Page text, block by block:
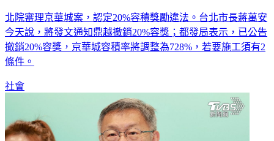
北院審理京華城案，認定20%容積獎勵違法。台北市長蔣萬安
今天說，將發文通知鼎越撤銷20%容獎；都發局表示，已公告
撤銷20%容獎，京華城容積率將調整為728%，若要施工須有2
條件。
社會